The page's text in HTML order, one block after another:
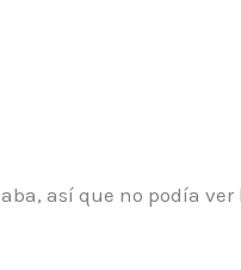
así que no podía